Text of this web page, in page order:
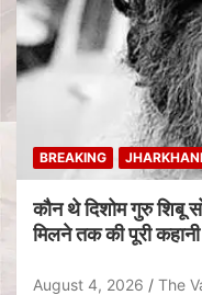
BREAKING
कौन थे दिशोम गुरु शिबू
मिलने तक की पूरी
August 4, 2026 The